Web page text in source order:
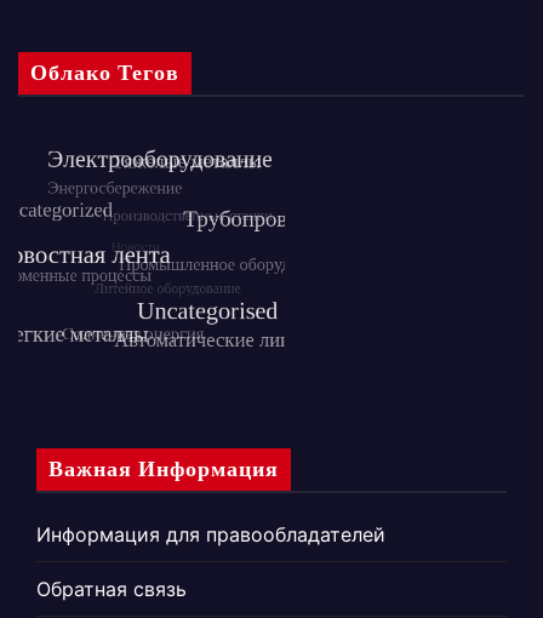
Облако Тегов
Важная Информация
Информация для правообладателей
Обратная связь